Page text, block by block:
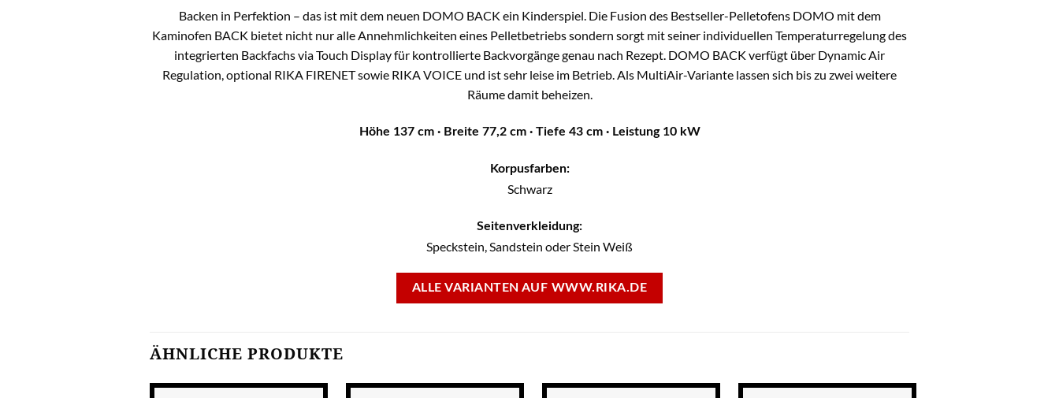
Backen in Perfektion – das ist mit dem neuen DOMO BACK ein Kinderspiel. Die Fusion des Bestseller-Pelletofens DOMO mit dem
Kaminofen BACK bietet nicht nur alle Annehmlichkeiten eines Pelletbetriebs sondern sorgt mit seiner individuellen Temperaturregelung des
integrierten Backfachs via Touch Display für kontrollierte Backvorgänge genau nach Rezept. DOMO BACK verfügt über Dynamic Air
Regulation, optional RIKA FIRENET sowie RIKA VOICE und ist sehr leise im Betrieb. Als MultiAir-Variante lassen sich bis zu zwei weitere
Räume damit beheizen.
Höhe 137 cm · Breite 77,2 cm · Tiefe 43 cm · Leistung 10 kW
Korpusfarben:
Schwarz
Seitenverkleidung:
Speckstein, Sandstein oder Stein Weiß
ALLE VARIANTEN AUF WWW.RIKA.DE
ÄHNLICHE PRODUKTE